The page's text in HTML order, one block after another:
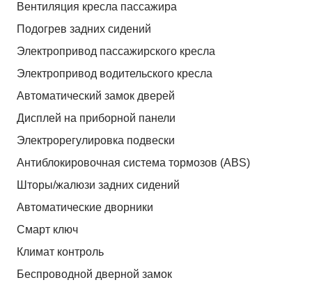
Вентиляция кресла пассажира
Подогрев задних сидений
Электропривод пассажирского кресла
Электропривод водительского кресла
Автоматический замок дверей
Дисплей на приборной панели
Электрорегулировка подвески
Антиблокировочная система тормозов (ABS)
Шторы/жалюзи задних сидений
Автоматические дворники
Смарт ключ
Климат контроль
Беспроводной дверной замок